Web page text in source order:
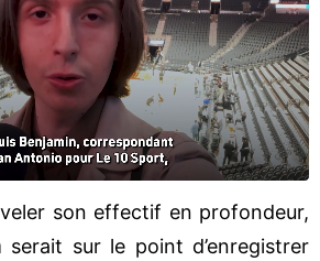
son effectif en profondeur,
serait sur le point d’enregistrer